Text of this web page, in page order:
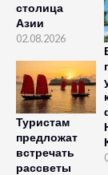
столица
Азии
02.08.2026
Туристам
предложат
встречать
рассветы